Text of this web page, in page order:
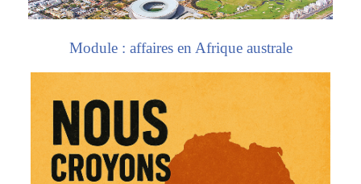
Module : affaires en Afrique australe